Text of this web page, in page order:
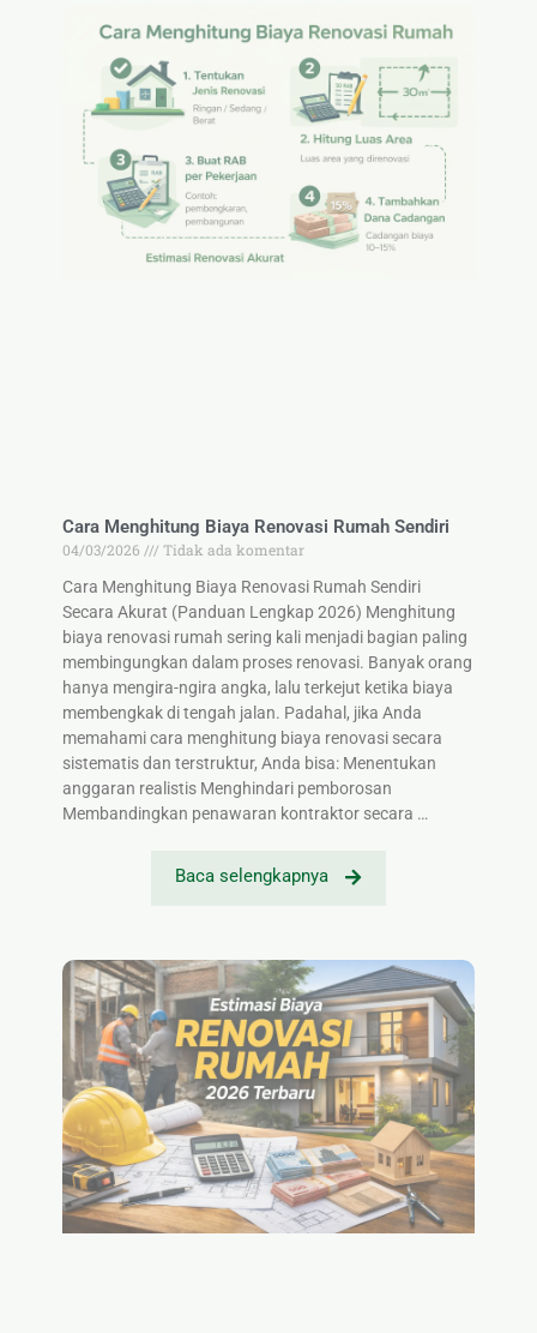
Cara Menghitung Biaya Renovasi Rumah Sendiri
04/03/2026
Tidak ada komentar
Cara Menghitung Biaya Renovasi Rumah Sendiri
Secara Akurat (Panduan Lengkap 2026) Menghitung
biaya renovasi rumah sering kali menjadi bagian paling
membingungkan dalam proses renovasi. Banyak orang
hanya mengira-ngira angka, lalu terkejut ketika biaya
membengkak di tengah jalan. Padahal, jika Anda
memahami cara menghitung biaya renovasi secara
sistematis dan terstruktur, Anda bisa: Menentukan
anggaran realistis Menghindari pemborosan
Membandingkan penawaran kontraktor secara …
Baca selengkapnya